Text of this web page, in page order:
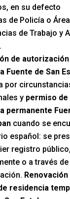
en su defecto
de Policía o
de Trabajo y
de autorización
Fuente de San
por
y permiso de
permanente
cuando se
español: se
registro público,
o a través de
Renovación
residencia